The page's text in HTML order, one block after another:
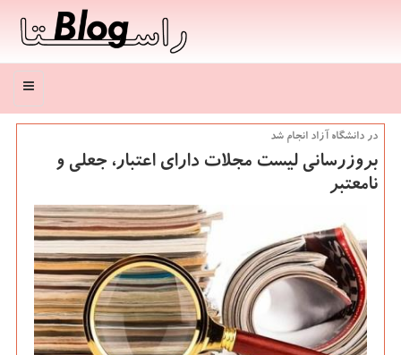
منو
در دانشگاه آزاد انجام شد
بروزرسانی لیست مجلات دارای اعتبار، جعلی و
نامعتبر